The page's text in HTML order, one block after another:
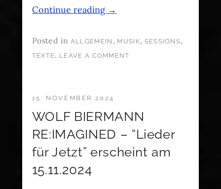
Continue reading →
Posted in ALLGEMEIN , MUSIK, SESSIONS,
TEXTE. LEAVE A COMMENT
WOLF BIERMANN
RE:IMAGINED – “Lieder
für Jetzt” erscheint am
15.11.2024
15. NOVEMBER 2024